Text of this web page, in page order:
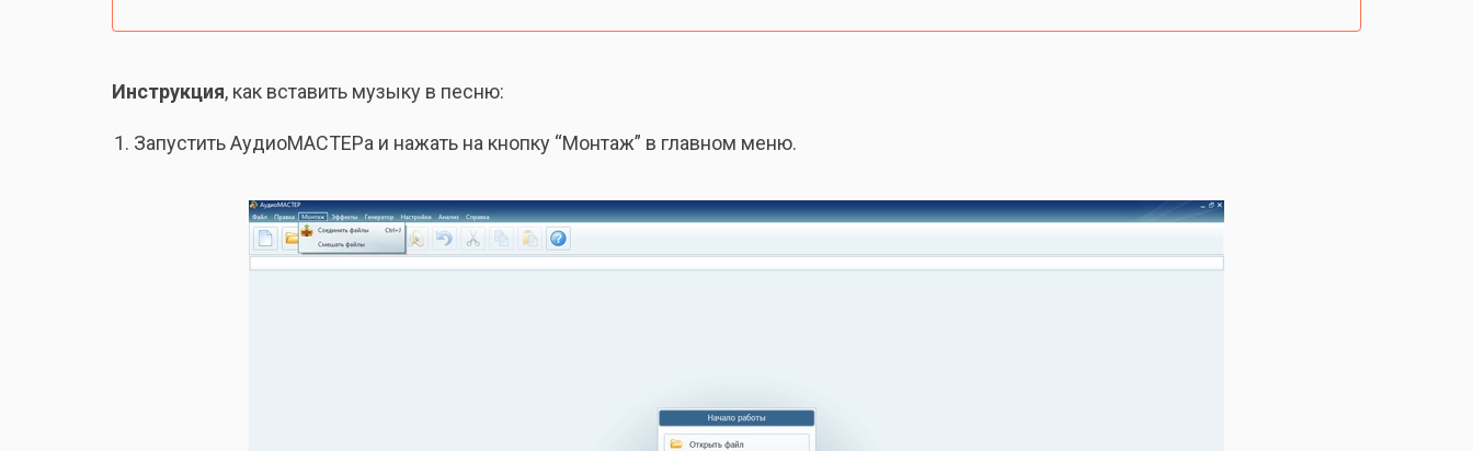
Инструкция, как вставить музыку в песню:
Запустить АудиоМАСТЕРа и нажать на кнопку “Монтаж” в главном меню.